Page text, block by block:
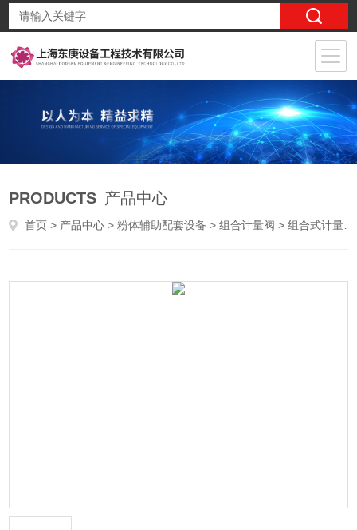
PRODUCTS 产品中心
首页 > 产品中心 >粉体辅助配套设备 >组合计量阀 > 组合式计量阀优势